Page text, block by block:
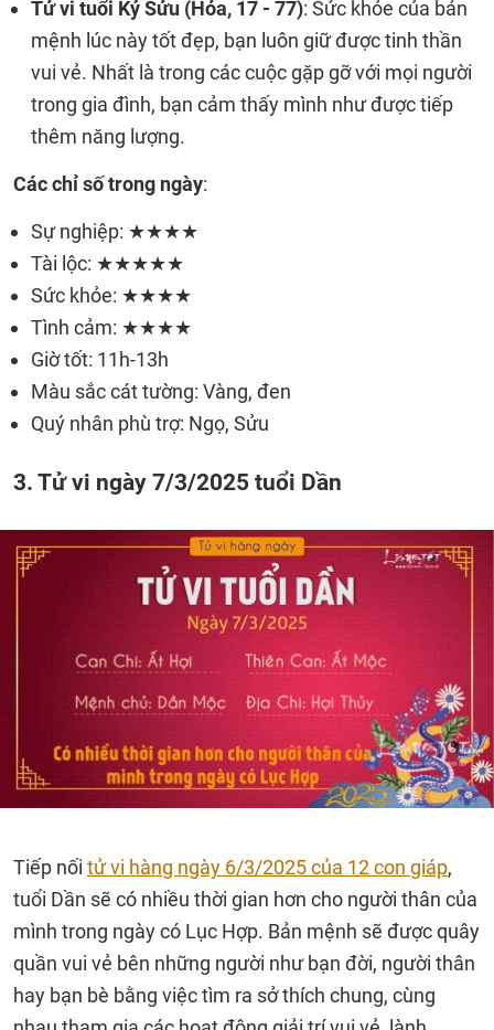
Tử vi tuổi Kỷ Sửu (Hỏa, 17 - 77): Sức khỏe của bản
mệnh lúc này tốt đẹp, bạn luôn giữ được tinh thần
vui vẻ. Nhất là trong các cuộc gặp gỡ với mọi người
trong gia đình, bạn cảm thấy mình như được tiếp
thêm năng lượng.
Các chỉ số trong ngày:
Sự nghiệp: ★★★★
Tài lộc: ★★★★★
Sức khỏe: ★★★★
Tình cảm: ★★★★
Giờ tốt: 11h-13h
Màu sắc cát tường: Vàng, đen
Quý nhân phù trợ: Ngọ, Sửu
3. Tử vi ngày 7/3/2025 tuổi Dần
Tiếp nối tử vi hàng ngày 6/3/2025 của 12 con giáp,
tuổi Dần sẽ có nhiều thời gian hơn cho người thân của
mình trong ngày có Lục Hợp. Bản mệnh sẽ được quây
quần vui vẻ bên những người như bạn đời, người thân
hay bạn bè bằng việc tìm ra sở thích chung, cùng